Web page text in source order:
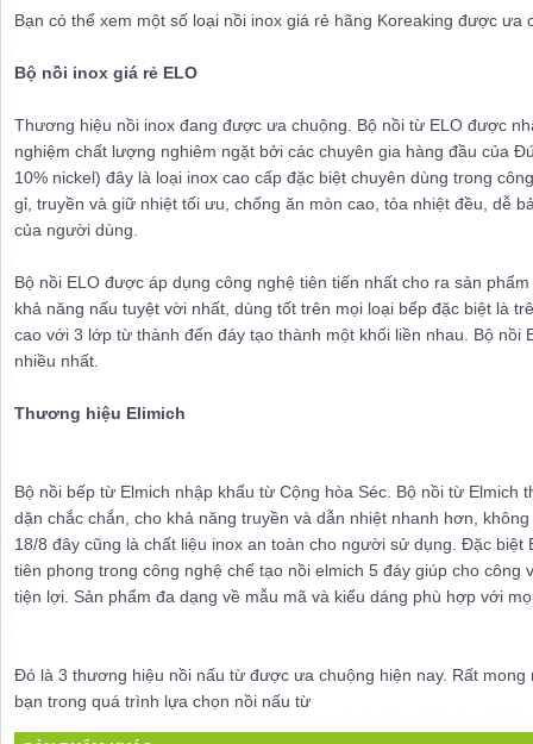
Bạn có thể xem một số loại nồi inox giá rẻ hãng Koreaking được ưa
Bộ nồi inox giá rẻELO
Thương hiệu nồi inox đang được ưa chuộng. Bộ nồi từ ELO được
nghiệm chất lượng nghiêm ngặt bởi các chuyên gia hàng đầu của
10% nickel) đây là loại inox cao cấp đặc biệt chuyên dùng trong
gỉ, truyền và giữ nhiệt tối ưu, chống ăn mòn cao, tỏa nhiệt đều, dễ
của người dùng.
Bộ nồi ELO được áp dụng công nghệ tiên tiến nhất cho ra sản
khả năng nấu tuyệt vời nhất, dùng tốt trên mọi loại bếp đặc biệt là
cao với 3 lớp từ thành đến đáy tạo thành một khối liền nhau. Bộ nồi
nhiều nhất.
Thương hiệu Elimich
Bộ nồi bếp từ Elmich nhập khẩu từ Cộng hòa Séc. Bộ nồi từ
dặn chắc chắn, cho khả năng truyền và dẫn nhiệt nhanh hơn,
18/8 đây cũng là chất liệu inox an toàn cho người sử dụng. Đặc
tiên phong trong công nghệ chế tạo nồi elmich 5 đáy giúp cho công
tiện lợi. Sản phẩm đa dạng về mẫu mã và kiểu dáng phù hợp với
Đó là 3 thương hiệu nồi nấu từ được ưa chuộng hiện nay. Rất
bạn trong quá trình lựa chọn nồi nấu từ